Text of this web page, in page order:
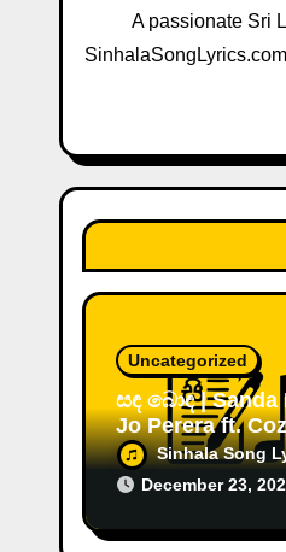
a
i
o
n
A passionate Sri
Uncategorized
සඳ බොඳ | Sanda
Jo Perera ft.
Sinhala Song
December 23,